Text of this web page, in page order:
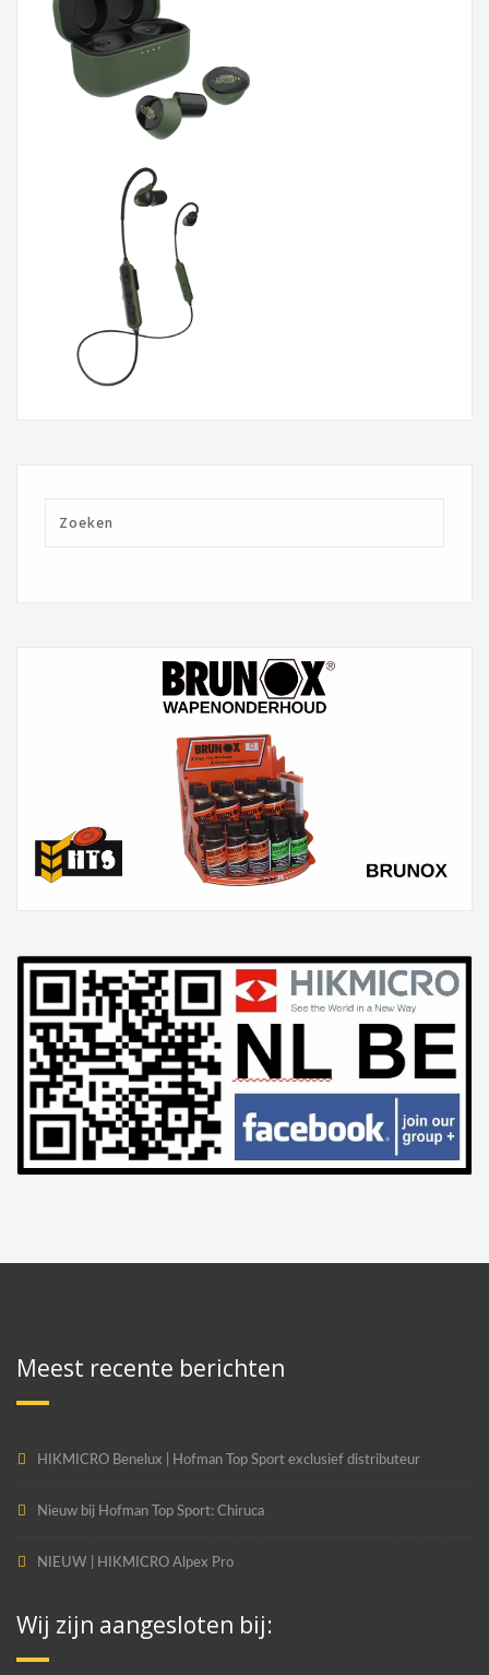
Meest recente berichten
HIKMICRO Benelux | Hofman Top Sport exclusief distributeur
Nieuw bij Hofman Top Sport: Chiruca
NIEUW | HIKMICRO Alpex Pro
Wij zijn aangesloten bij: